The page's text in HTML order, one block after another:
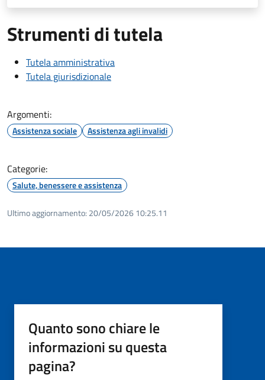
Strumenti di tutela
Tutela amministrativa
Tutela giurisdizionale
Argomenti:
Assistenza sociale Assistenza agli invalidi
Categorie:
Salute, benessere e assistenza
Ultimo aggiornamento: 20/05/2026 10:25.11
Quanto sono chiare le
informazioni su questa
pagina?